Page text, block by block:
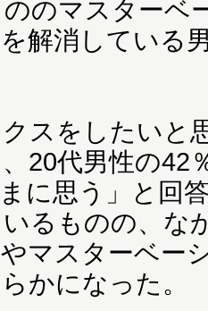
のマスターベ
解消している
スをしたいと
20代男性の42
に思う」と回
るものの、な
マスターベー
かになった。